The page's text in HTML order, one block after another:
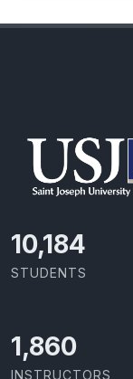
10,801
STUDENTS
1,973
INSTRUCTORS